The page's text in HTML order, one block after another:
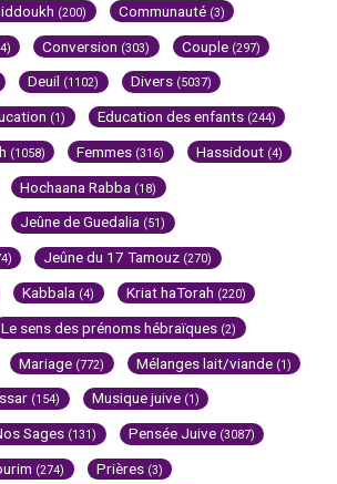
(200) Communauté (3)
Conversion (303) Couple (297)
Deuil (1102) Divers (5037)
(1) Education des enfants (244)
(1058) Femmes (316) Hassidout (4)
Hochaana Rabba (18)
Jeûne de Guedalia (51)
Jeûne du 17 Tamouz (270)
Kabbala (4) Kriat haTorah (220)
Le sens des prénoms hébraïques (2)
Mariage (772) Mélanges lait/viande (1)
(154) Musique juive (1)
Sages (131) Pensée Juive (3087)
(274) Prières (3)